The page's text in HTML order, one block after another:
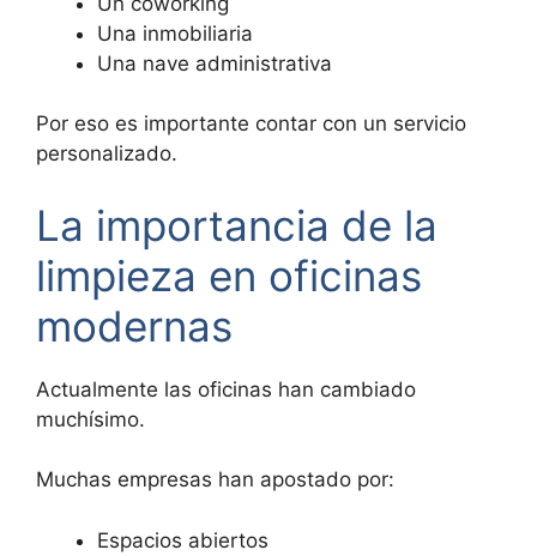
Una inmobiliaria
Una nave administrativa
Por eso es importante contar con un servicio
personalizado.
La importancia de la
limpieza en oficinas
modernas
Actualmente las oficinas han cambiado
muchísimo.
Muchas empresas han apostado por:
Espacios abiertos